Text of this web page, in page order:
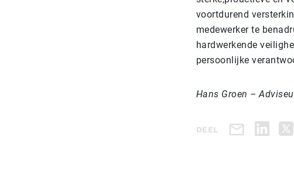
voortdurend
medewerker te
hardwerkende
persoonlijke
Hans Groen –
DEEL